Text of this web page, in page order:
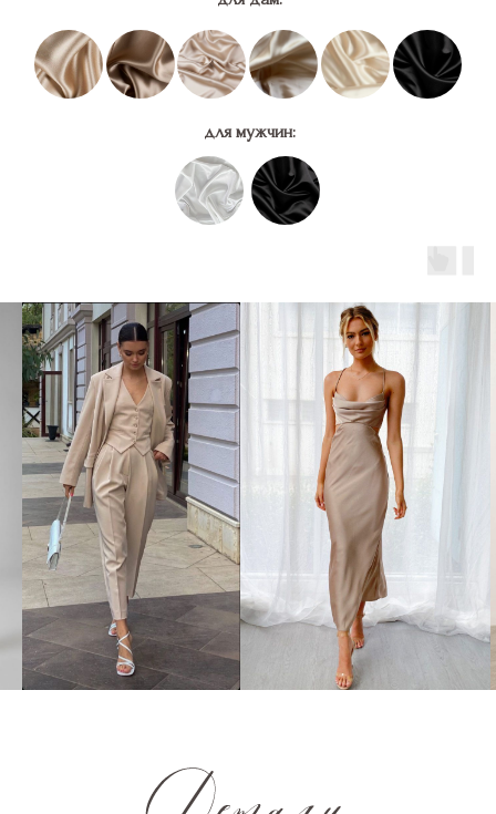
для мужчин: